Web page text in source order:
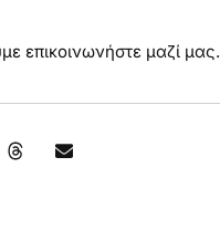
επικοινωνήστε μαζί μας.